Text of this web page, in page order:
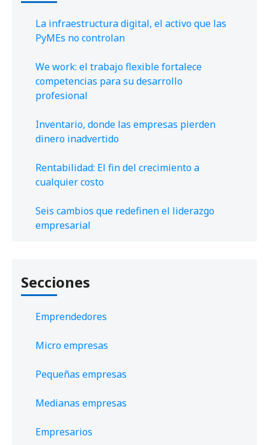
La infraestructura digital, el activo que las
PyMEs no controlan
We work: el trabajo flexible fortalece
competencias para su desarrollo
profesional
Inventario, donde las empresas pierden
dinero inadvertido
Rentabilidad: El fin del crecimiento a
cualquier costo
Seis cambios que redefinen el liderazgo
empresarial
Secciones
Emprendedores
Micro empresas
Pequeñas empresas
Medianas empresas
Empresarios